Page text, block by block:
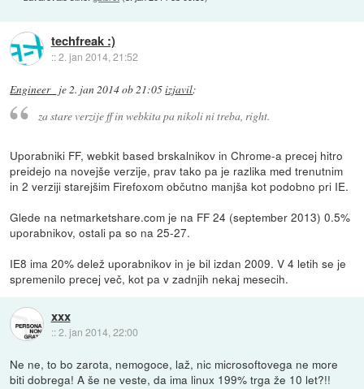
techfreak :)
::2. jan 2014, 21:52
Engineer_ je2. jan 2014 ob 21:05izjavil:
za stare verzije ff in webkita pa nikoli ni treba, right.
Uporabniki FF, webkit based brskalnikov in Chrome-a precej hitro
preidejo na novejše verzije, prav tako pa je razlika med trenutnim
in 2 verziji starejšim Firefoxom občutno manjša kot podobno pri IE.
Glede na netmarketshare.com je na FF 24 (september 2013) 0.5%
uporabnikov, ostali pa so na 25-27.
IE8 ima 20% delež uporabnikov in je bil izdan 2009. V 4 letih se je
spremenilo precej več, kot pa v zadnjih nekaj mesecih.
xxx
::2. jan 2014, 22:00
Ne ne, to bo zarota, nemogoce, laž, nic microsoftovega ne more
biti dobrega! A še ne veste, da ima linux 199% trga že 10 let?!!